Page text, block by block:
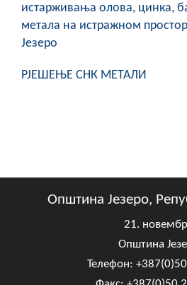
Туризам
Спорт
ЦИВИЛНА
истарживања олова, цинка,
метала на истражном
Језеро
РЈЕШЕЊЕ СНК МЕТАЛИ
Општина Језеро,
21.
Општина
Телефон: